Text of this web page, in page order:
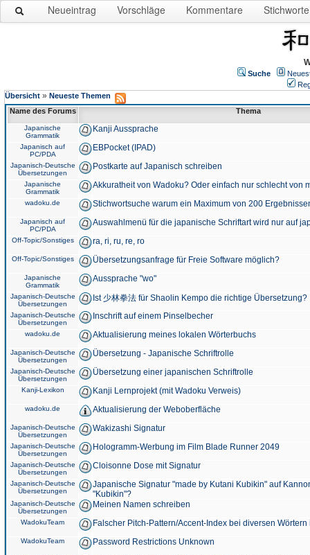
Neueintrag Vorschläge Kommentare Stichworte
Suche
Übersicht » Neueste Themen
Name des Forums
Thema
Japanische
Grammatik
Kanji Aussprache
Japanisch auf
PC/PDA
EBPocket (IPAD)
Japanisch-Deutsche
Übersetzungen
Postkarte auf Japanisch schreiben
Japanische
Grammatik
Akkuratheit von Wadoku? Oder einfach nur schlecht von
wadoku.de Stichwortsuche warum ein Maximum von 200
Japanisch auf
PC/PDA
Auswahlmenü für die japanische Schriftart wird nur auf
Off-Topic/Sonstiges ra, ri, ru, re, ro
Off-Topic/Sonstiges Übersetzungsanfrage für Freie Software möglich?
Japanische
Grammatik
Aussprache "wo"
Japanisch-Deutsche
Übersetzungen
Ist 少林拳法 für Shaolin Kempo die richtige Übersetzung?
Japanisch-Deutsche
Übersetzungen
Inschrift auf einem Pinselbecher
wadoku.de Aktualisierung meines lokalen Wörterbuchs
Japanisch-Deutsche
Übersetzungen
Übersetzung - Japanische Schriftrolle
Japanisch-Deutsche
Übersetzungen
Übersetzung einer japanischen Schriftrolle
Kanji-Lexikon Kanji Lernprojekt (mit Wadoku Verweis)
wadoku.de Aktualisierung der Weboberfläche
Japanisch-Deutsche
Übersetzungen
Wakizashi Signatur
Japanisch-Deutsche
Übersetzungen
Hologramm-Werbung im Film Blade Runner 2049
Japanisch-Deutsche
Übersetzungen
Cloisonne Dose mit Signatur
Japanisch-Deutsche
Übersetzungen
Japanische Signatur "made by Kutani Kubikin" auf
"Kubikin"?
Japanisch-Deutsche
Übersetzungen
Meinen Namen schreiben
WadokuTeam Falscher Pitch-Pattern/Accent-Index bei diversen
WadokuTeam Password Restrictions Unknown